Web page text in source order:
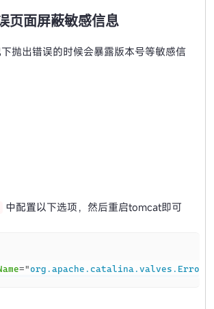
页面屏蔽敏感信息
抛出错误的时候会暴露版本号等敏感信
中配置以下选项，然后重启tomcat即可
="